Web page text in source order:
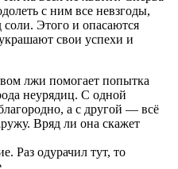
с ним все невзгоды,
соли. Этого и опасаются
свои успехи и
лжи помогает попытка
неурядиц. С одной
а с другой — всё
Вряд ли она скажет
Раз одурачил тут, то